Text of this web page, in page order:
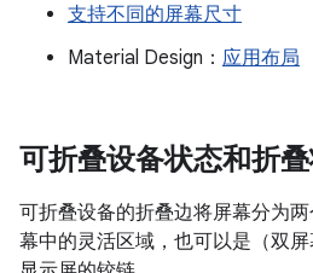
支持不同的屏幕尺寸
Material Design： 应用布局
可折叠设备状态和折
可折叠设备的折叠边将屏幕分为
幕中的灵活区域，也可以是（双